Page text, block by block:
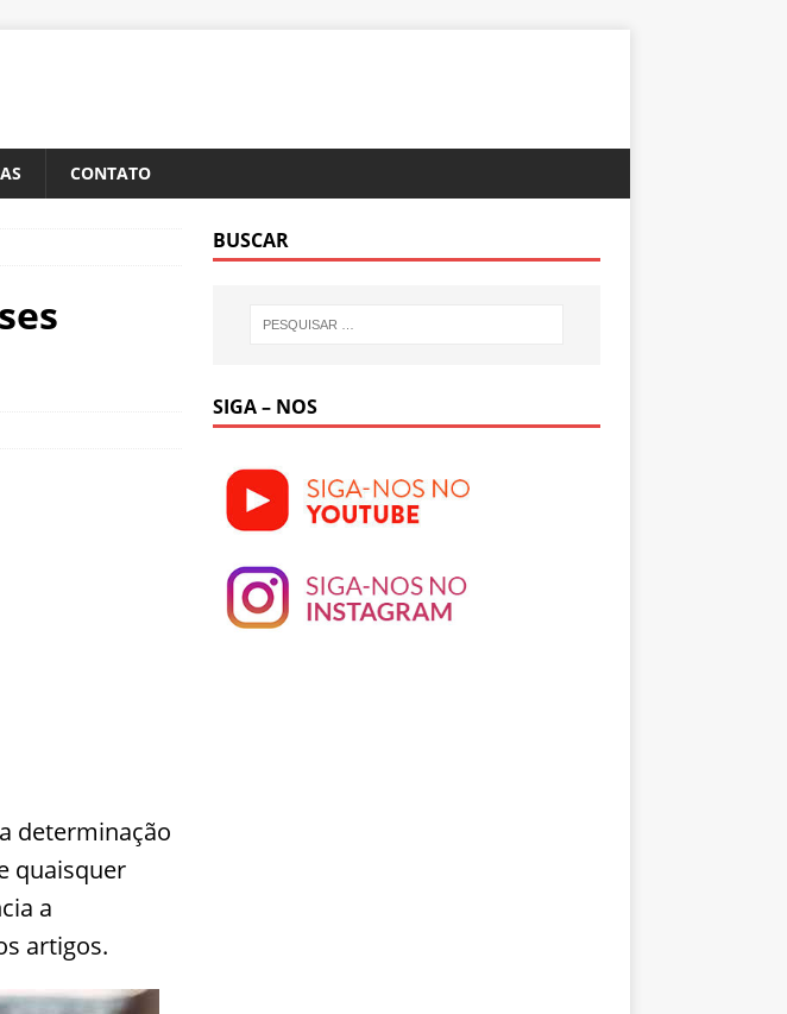
CONTATO
determinação
quaisquer
a
artigos.
BUSCAR
SIGA – NOS